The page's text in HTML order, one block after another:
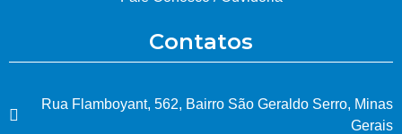
Contatos
Rua Flamboyant, 562, Bairro São Geraldo Serro, Minas
Gerais